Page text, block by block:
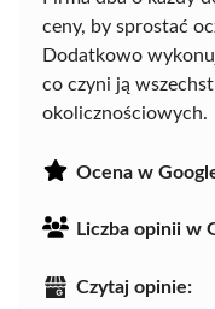
ceny, by sprostać
Dodatkowo
co czyni ją
okolicznościowych.
Ocena w
Liczba opinii w
Czytaj opinie: